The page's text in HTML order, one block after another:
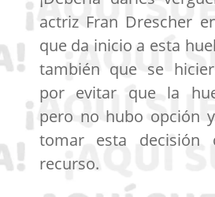
actriz Fran Drescher
que da inicio a esta
también que se
por evitar que la
pero no hubo opción
tomar esta decisión
recurso.